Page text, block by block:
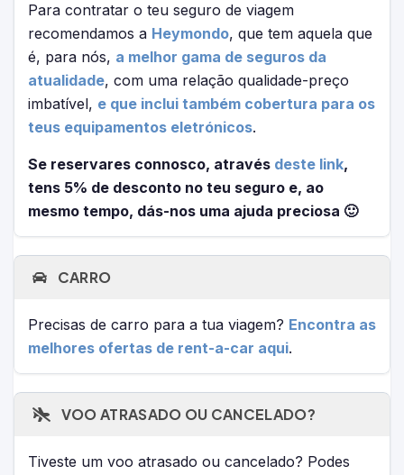
Para contratar o teu seguro de viagem
recomendamos a Heymondo, que tem aquela que
é, para nós, a melhor gama de seguros da
atualidade, com uma relação qualidade-preço
imbatível, e que inclui também cobertura para os
teus equipamentos eletrónicos.
Se reservares connosco, através deste link,
tens 5% de desconto no teu seguro e, ao
mesmo tempo, dás-nos uma ajuda preciosa 🙂
CARRO
Precisas de carro para a tua viagem? Encontra as
melhores ofertas de rent-a-car aqui.
VOO ATRASADO OU CANCELADO?
Tiveste um voo atrasado ou cancelado? Podes